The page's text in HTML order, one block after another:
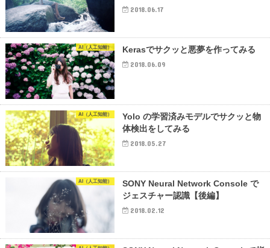
2018.06.17
AI（人工知能） Kerasでサクッと悪夢を作ってみる
2018.06.09
AI（人工知能）
Yolo の学習済みモデルでサクッと物
体検出をしてみる
2018.05.27
AI（人工知能）
SONY Neural Network Console で
ジェスチャー認識【後編】
2018.02.12